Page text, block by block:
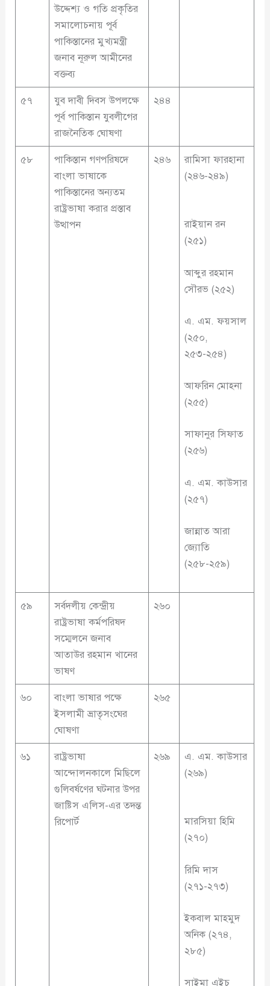
উদ্দেশ্য ও গতি প্রকৃতির
সমালোচনায় পূর্ব
পাকিস্তানের মুখ্যমন্ত্রী
জনাব নূরুল আমীনের
বক্তব্য
৫৭
যুব দাবী দিবস উপলক্ষে
পূর্ব পাকিস্তান যুবলীগের
রাজনৈতিক ঘোষণা
২৪৪
৫৮
পাকিস্তান গণপরিষদে
বাংলা ভাষাকে
পাকিস্তানের অন্যতম
রাষ্ট্রভাষা করার প্রস্তাব
উত্থাপন
২৪৬
রামিসা ফারহানা
(২৪৬-২৪৯)
রাইয়ান রন
(২৫১)
আব্দুর রহমান
সৌরভ (২৫২)
এ. এম. ফয়সাল
(২৫০,
২৫৩-২৫৪)
আফরিন মোহনা
(২৫৫)
সাফানুর সিফাত
(২৫৬)
এ. এম. কাউসার
(২৫৭)
জান্নাত আরা
জ্যোতি
(২৫৮-২৫৯)
৫৯
সর্বদলীয় কেন্দ্রীয়
রাষ্ট্রভাষা কর্মপরিষদ
সম্মেলনে জনাব
আতাউর রহমান খানের
ভাষণ
২৬০
৬০
বাংলা ভাষার পক্ষে
ইসলামী ভ্রাতৃসংঘের
ঘোষণা
২৬৫
৬১
রাষ্ট্রভাষা
আন্দোলনকালে মিছিলে
গুলিবর্ষণের ঘটনার উপর
জাষ্টিস এলিস-এর তদন্ত
রিপোর্ট
২৬৯
এ. এম. কাউসার
(২৬৯)
মারসিয়া হিমি
(২৭০)
রিমি দাস
(২৭১-২৭৩)
ইকবাল মাহমুদ
অনিক (২৭৪,
২৮৫)
সাইমা এইচ